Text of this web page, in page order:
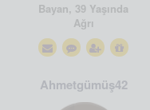
Bayan, 39 Yaşında
Ağrı
Ahmetgümüş42